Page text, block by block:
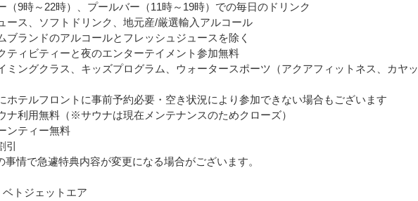
（9時～22時）、プールバー（11時～19時）での毎日のドリンク
ース、ソフトドリンク、地元産/厳選輸入アルコール
ブランドのアルコールとフレッシュジュースを除く
ティビティーと夜のエンターテイメント参加無料
ミングクラス、キッズプログラム、ウォータースポーツ（アクアフィットネス、カヤッ
ホテルフロントに事前予約必要・空き状況により参加できない場合もございます
ナ利用無料（※サウナは現在メンテナンスのためクローズ）
ンティー無料
引
情で急遽特典内容が変更になる場合がございます。
トジェットエア